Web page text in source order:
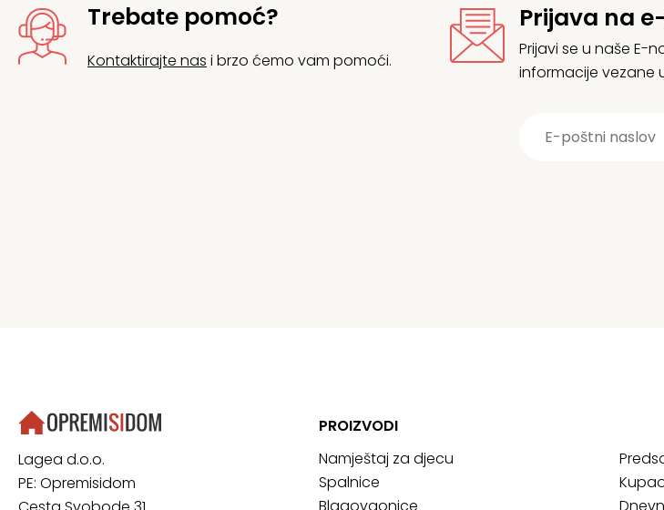
Trebate pomoć?
Kontaktirajte nas i brzo ćemo vam pomoći.
Prijava na
Prijavi se u naše E-
informacije vezane
Lagea d.o.o.
PE: Opremisidom
PROIZVODI
Namještaj za djecu
Spalnice